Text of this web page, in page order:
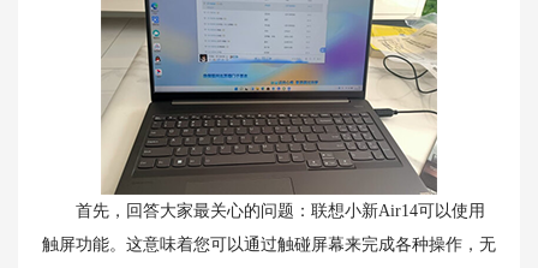
首先，回答大家最关心的问题：联想小新Air14可以使用
触屏功能。这意味着您可以通过触碰屏幕来完成各种操作，无